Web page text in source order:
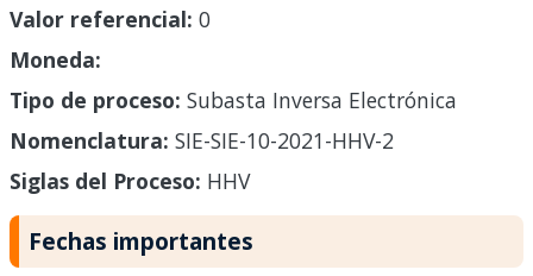
Valor referencial: 0
Moneda:
Tipo de proceso: Subasta Inversa Electrónica
Nomenclatura: SIE-SIE-10-2021-HHV-2
Siglas del Proceso: HHV
Fechas importantes